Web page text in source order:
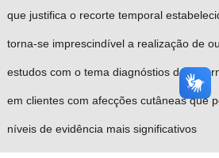
que justifica o recorte temporal
torna-se imprescindível a realização de
estudos com o tema diagnóstios de
em clientes com afecções cutâneas que
níveis de evidência mais significativos